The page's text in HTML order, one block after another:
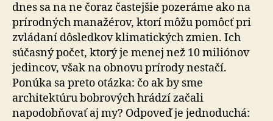
dnes sa na ne čoraz častejšie po­ze­rá­me ako na
prírodných manažérov, ktorí môžu pomôcť pri
zvládaní dôsledkov klimatických zmien. Ich
súčasný po­čet, ktorý je menej než 10 miliónov
jedincov, však na ob­no­vu prírody nestačí.
Ponúka sa preto otázka: čo ak by sme
architektúru bobrových hrádzí začali
napodobňovať aj my? Odpoveď je jednoduchá: